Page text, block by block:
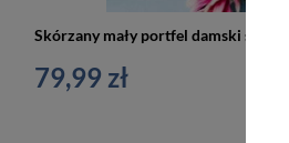
79,99 zł